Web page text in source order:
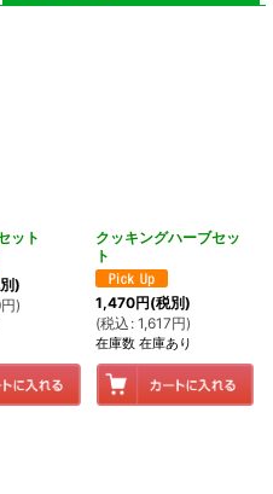
ット
)
円)
クッキングハーブセッ
ト
1,470円(税別)
(税込 : 1,617円)
在庫数 在庫あり